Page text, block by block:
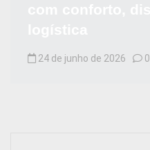
24 de junho de 2026 0